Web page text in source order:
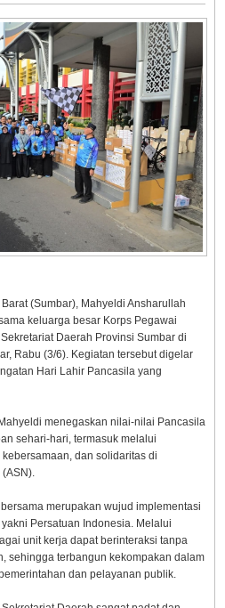
(Sumbar), Mahyeldi Ansharullah
keluarga besar Korps Pegawai
Daerah Provinsi Sumbar di
Rabu (3/6). Kegiatan tersebut digelar
Hari Lahir Pancasila yang
menegaskan nilai-nilai Pancasila
sehari-hari, termasuk melalui
dan solidaritas di
merupakan wujud implementasi
Persatuan Indonesia. Melalui
unit kerja dapat berinteraksi tanpa
sehingga terbangun kekompakan dalam
dan pelayanan publik.